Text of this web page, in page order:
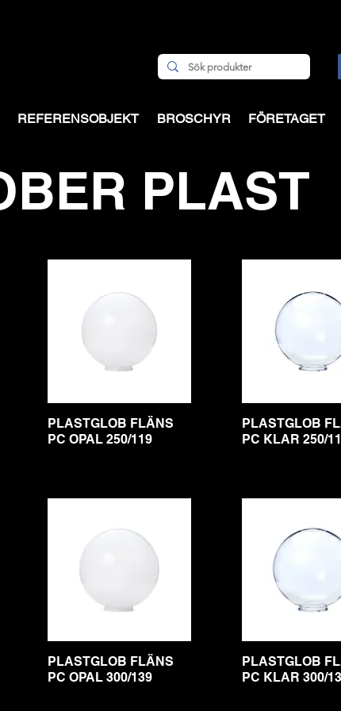
REFERENSOBJEKT BROSCHYR FÖRETAGET
PLAST
PLASTGLOB FLÄNS
PC OPAL 250/119
PLASTGLOB
PC KLAR 250/
PLASTGLOB FLÄNS
PC OPAL 300/139
PLASTGLOB
PC KLAR 300/